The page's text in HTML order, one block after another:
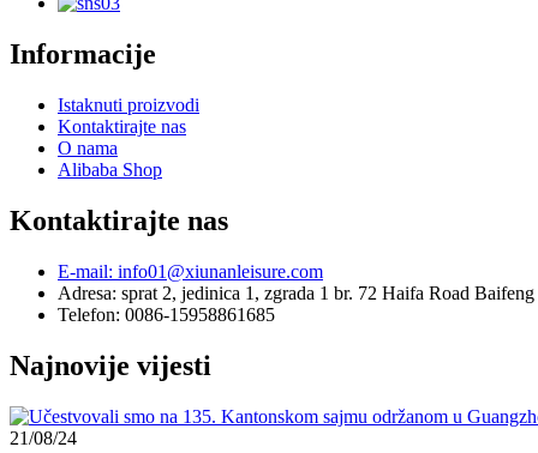
Informacije
Istaknuti proizvodi
Kontaktirajte nas
O nama
Alibaba Shop
Kontaktirajte nas
E-mail: info01@xiunanleisure.com
Adresa: sprat 2, jedinica 1, zgrada 1 br. 72 Haifa Road
Telefon: 0086-15958861685
Najnovije vijesti
21/08/24